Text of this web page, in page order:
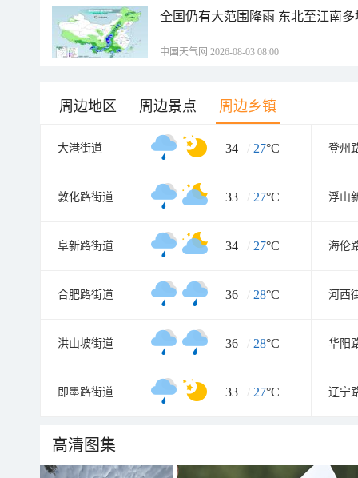
全国仍有大范围降雨 东北至江南
中国天气网 2026-08-03 08:00
周边地区 周边景点 周边乡镇
大港街道 34 / 27°C 登州
敦化路街道 33 / 27°C 浮山
阜新路街道 34 / 27°C 海伦
合肥路街道 36 / 28°C 河西
洪山坡街道 36 / 28°C 华阳
即墨路街道 33 / 27°C 辽宁
高清图集